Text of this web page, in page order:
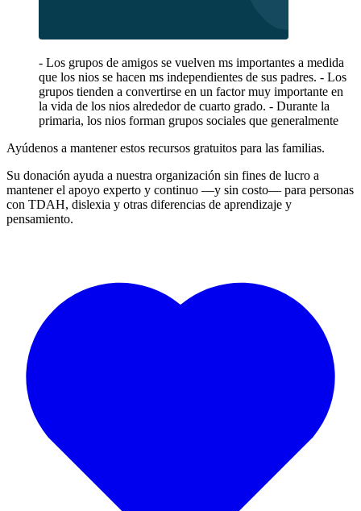
- Los grupos de amigos se vuelven ms importantes a medida
que los nios se hacen ms independientes de sus padres. - Los
grupos tienden a convertirse en un factor muy importante en
la vida de los nios alrededor de cuarto grado. - Durante la
primaria, los nios forman grupos sociales que generalmente
Ayúdenos a mantener estos recursos gratuitos para las familias.
Su donación ayuda a nuestra organización sin fines de lucro a
mantener el apoyo experto y continuo —y sin costo— para personas
con TDAH, dislexia y otras diferencias de aprendizaje y
pensamiento.